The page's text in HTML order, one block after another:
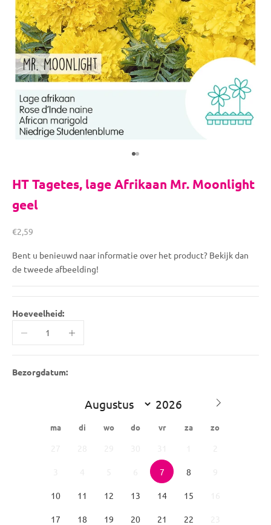
Naar artikel 1
Naar artikel 2
HT Tagetes, lage Afrikaan Mr. Moonlight
geel
Aanbiedingsprijs
€2,59
Bent u benieuwd naar informatie over het product? Bekijk dan
de tweede afbeelding!
Hoeveelheid:
Bezorgdatum:
ma di wo do vr za zo
7 8
10 11 12 13 14 15
17 18 19 20 21 22